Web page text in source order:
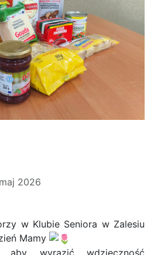
2026
w Klubie Seniora w Zalesiu
Mamy